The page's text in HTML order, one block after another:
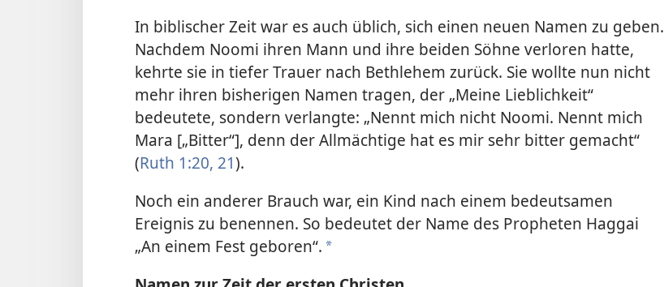
In biblischer Zeit war es auch üblich, sich einen neuen Namen zu geben.
Nachdem Noomi ihren Mann und ihre beiden Söhne verloren hatte,
kehrte sie in tiefer Trauer nach Bethlehem zurück. Sie wollte nun nicht
mehr ihren bisherigen Namen tragen, der „Meine Lieblichkeit“
bedeutete, sondern verlangte: „Nennt mich nicht Noomi. Nennt mich
Mara [„Bitter“], denn der Allmächtige hat es mir sehr bitter gemacht“
(Ruth 1:20, 21).
Noch ein anderer Brauch war, ein Kind nach einem bedeutsamen
Ereignis zu benennen. So bedeutet der Name des Propheten Haggai
„An einem Fest geboren“. *